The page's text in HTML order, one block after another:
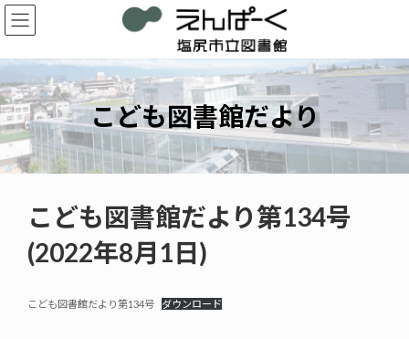
コ
ン
ン
ツ
へ
ス
キ
ッ
プ
ナ
ビ
ー
シ
ョ
ン
に
移
動
こども図書館だより
こども図書館だより第134号
(2022年8月1日)
こども図書館だより第134号 ダウンロード